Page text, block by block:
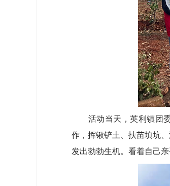
活动当天，英利镇团委
作，挥锹铲土、扶苗填坑
发出勃勃生机。看着自己